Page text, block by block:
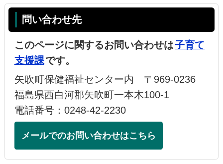
問い合わせ先
このページに関するお問い合わせは子育て
支援課です。
矢吹町保健福祉センター内 〒969-0236
福島県西白河郡矢吹町一本木100-1
電話番号：0248-42-2230
メールでのお問い合わせはこちら